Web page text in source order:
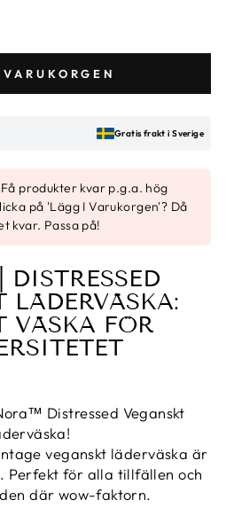
Gratis frakt i Sverige
Få produkter kvar p.g.a. hög
på 'Lägg I Varukorgen'? Då
kvar. Passa på!
LÄDERVÄSKA:
VÄSKA FÖR
Distressed Veganskt
veganskt läderväska är
Perfekt för alla tillfällen och
där wow-faktorn.